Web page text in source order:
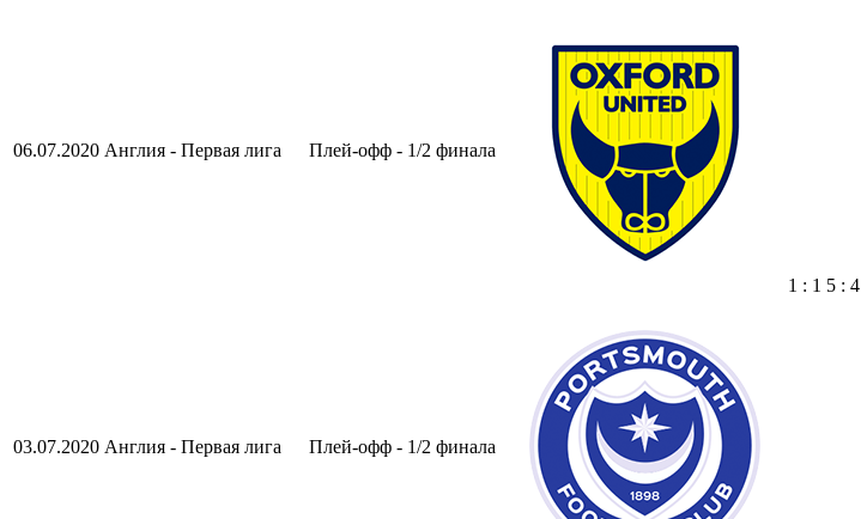
06.07.2020 Англия - Первая лига Плей-офф - 1/2 финала
1 : 1 5 : 4
03.07.2020 Англия - Первая лига Плей-офф - 1/2 финала